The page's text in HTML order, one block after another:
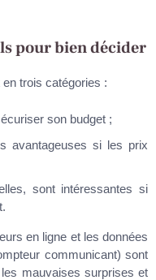
pour bien décider
trois catégories :
son budget ;
avantageuses si les prix
sont intéressantes si
en ligne et les données
communicant) sont
mauvaises surprises et